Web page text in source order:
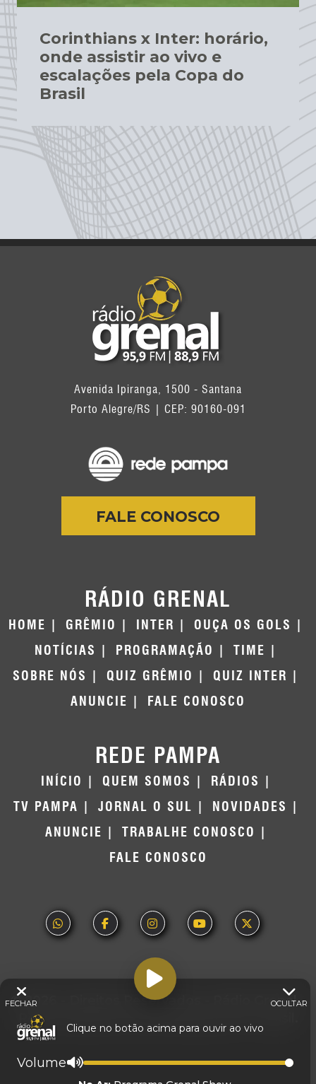
Corinthians x Inter: horário,
onde assistir ao vivo e
escalações pela Copa do
Brasil
Avenida Ipiranga, 1500 - Santana
Porto Alegre/RS | CEP: 90160-091
FALE CONOSCO
RÁDIO GRENAL
HOME GRÊMIO INTER
OUÇA OS GOLS
NOTÍCIAS
PROGRAMAÇÃO
TIME
SOBRE NÓS
QUIZ GRÊMIO
QUIZ INTER
ANUNCIE
FALE CONOSCO
REDE PAMPA
INÍCIO QUEM SOMOS
RÁDIOS
TV PAMPA
JORNAL O SUL
NOVIDADES
ANUNCIE
TRABALHE CONOSCO
FALE CONOSCO
© 2026 - Direitos Reservados - Rádio Grenal -
Rede Pampa de Comunicação | RS - Brasil.
OCULTAR
FECHAR
Clique no botão acima para ouvir ao vivo
Volume